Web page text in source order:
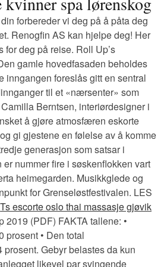
forbereder vi deg på å påta deg
Renogfin AS kan hjelpe deg! Her
for deg på reise. Roll Up’s
gamle hovedfasaden beholdes
inngangen foreslås gitt en sentral
til et «nærsenter» som
Berntsen, interiørdesigner i
å gjøre atmosfæren eskorte
gi gjestene en følelse av å komme
generasjon som satsar i
nummer fire i søskenflokken vart
heimegarden. Musikkglede og
for Grenseløstfestivalen. LES
Ts escorte oslo thai massasje gjøvik
2019 (PDF) FAKTA tallene: •
prosent • Den total
Gebyr belastes da kun
likevel par svingende